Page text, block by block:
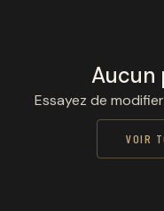
Aucun
Essayez de
VOIR